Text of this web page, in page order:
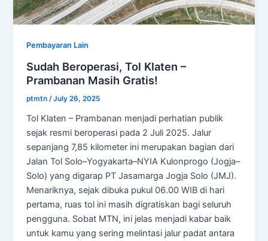
Pembayaran Lain
Sudah Beroperasi, Tol Klaten –
Prambanan Masih Gratis!
ptmtn/July 26, 2025
Tol Klaten – Prambanan menjadi perhatian publik
sejak resmi beroperasi pada 2 Juli 2025. Jalur
sepanjang 7,85 kilometer ini merupakan bagian dari
Jalan Tol Solo–Yogyakarta–NYIA Kulonprogo (Jogja–
Solo) yang digarap PT Jasamarga Jogja Solo (JMJ).
Menariknya, sejak dibuka pukul 06.00 WIB di hari
pertama, ruas tol ini masih digratiskan bagi seluruh
pengguna. Sobat MTN, ini jelas menjadi kabar baik
untuk kamu yang sering melintasi jalur padat antara